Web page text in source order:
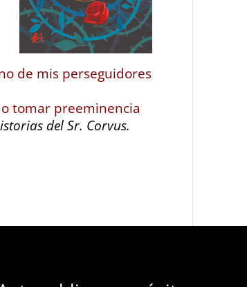
de mis perseguidores
tomar preeminencia
del Sr. Corvus.